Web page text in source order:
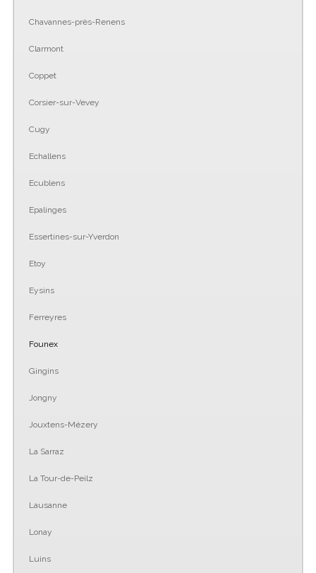
Chavannes-près-Renens
Clarmont
Coppet
Corsier-sur-Vevey
Cugy
Echallens
Ecublens
Epalinges
Essertines-sur-Yverdon
Etoy
Eysins
Ferreyres
Founex
Gingins
Jongny
Jouxtens-Mézery
La Sarraz
La Tour-de-Peilz
Lausanne
Lonay
Luins